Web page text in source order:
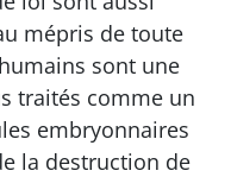
mépris de toute
sont une
traités comme un
embryonnaires
la destruction de